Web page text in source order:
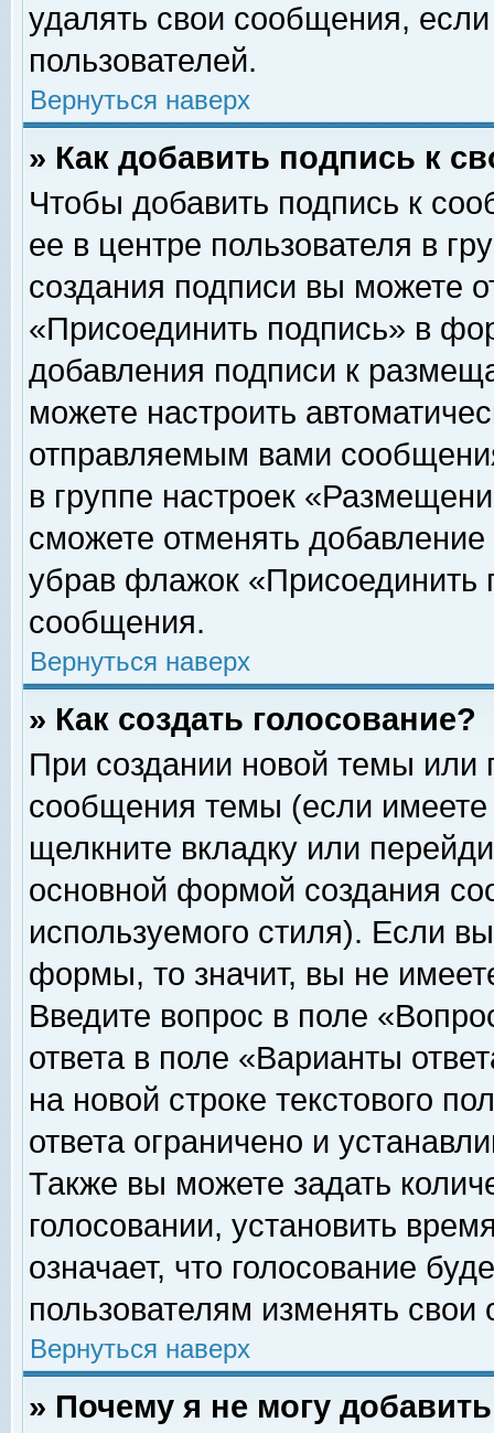
удалять свои сообщения,
пользователей.
Вернуться наверх
» Как добавить подпись к
Чтобы добавить подпись к
ее в центре пользователя в
создания подписи вы можете
«Присоединить подпись» в
добавления подписи к
можете настроить
отправляемым вами
в группе настроек
сможете отменять
убрав флажок «Присоединить
сообщения.
Вернуться наверх
» Как создать голосование?
При создании новой темы или
сообщения темы (если
щелкните вкладку или
основной формой создания
используемого стиля). Если
формы, то значит, вы не
Введите вопрос в поле
ответа в поле «Варианты
на новой строке текстового
ответа ограничено и
Также вы можете задать
голосовании, установить
означает, что голосование
пользователям изменять свои
Вернуться наверх
» Почему я не могу